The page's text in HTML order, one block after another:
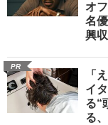
オ
名
興
PR
「
イ
る“
る